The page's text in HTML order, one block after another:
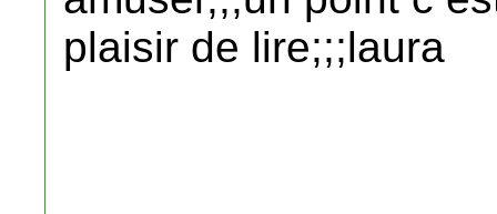
plaisir de lire;;;laura